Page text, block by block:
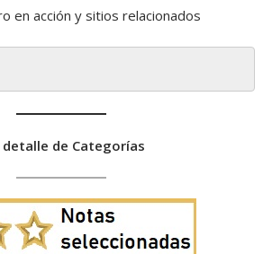
en acción y sitios relacionados
detalle de Categorías